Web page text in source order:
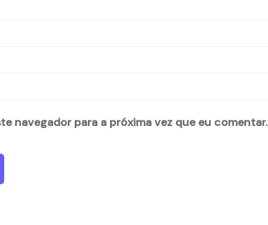
navegador para a próxima vez que eu comentar.